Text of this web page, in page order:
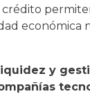
económica
y